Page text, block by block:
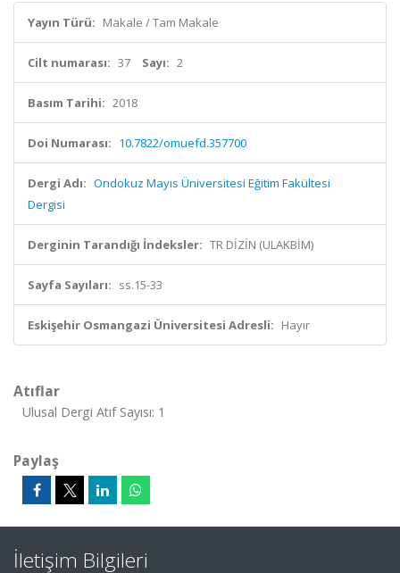
Yayın Türü: Makale / Tam Makale
Cilt numarası: 37 Sayı: 2
Basım Tarihi: 2018
Doi Numarası: 10.7822/omuefd.357700
Dergi Adı: Ondokuz Mayıs Üniversitesi Eğitim Fakültesi
Dergisi
Derginin Tarandığı İndeksler: TR DİZİN (ULAKBİM)
Sayfa Sayıları: ss.15-33
Eskişehir Osmangazi Üniversitesi Adresli: Hayır
Atıflar
Ulusal Dergi Atıf Sayısı: 1
Paylaş
İletişim Bilgileri